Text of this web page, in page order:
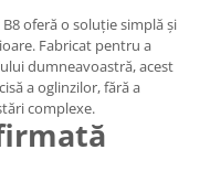
oferă o soluție simplă și
Fabricat pentru a
dumneavoastră, acest
a oglinzilor, fără a
complexe.